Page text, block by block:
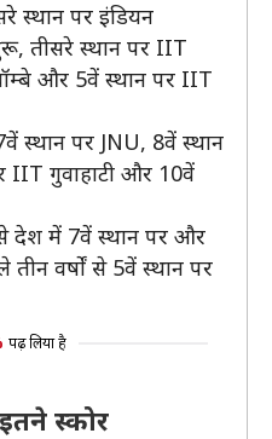
स्थान पर इंडियन
तीसरे स्थान पर IIT
और 5वें स्थान पर IIT
स्थान पर JNU, 8वें स्थान
गुवाहाटी और 10वें
देश में 7वें स्थान पर और
तीन वर्षों से 5वें स्थान पर
पढ़ लिया है
स्कोर